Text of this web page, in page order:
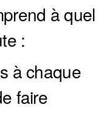
à quel
:
à chaque
faire